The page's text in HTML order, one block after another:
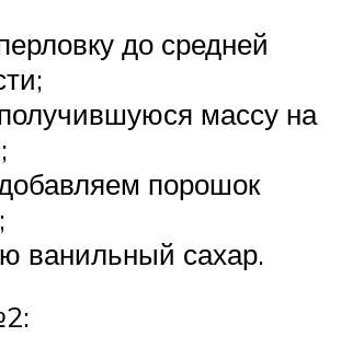
до средней
массу на
порошок
ванильный сахар.